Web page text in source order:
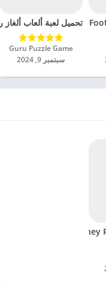
تحميل لعبة ألعاب ألغاز
Guru Puzzle Game‏
سبتمبر 9, 2024